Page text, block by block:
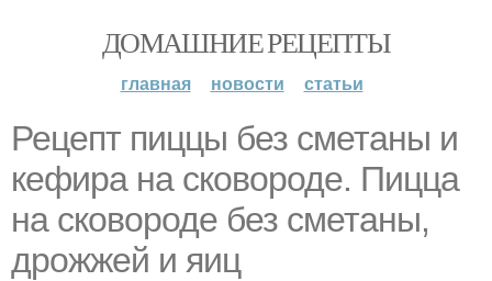
ДОМАШНИЕ РЕЦЕПТЫ
главная новости статьи
Рецепт пиццы без сметаны и
кефира на сковороде. Пицца
на сковороде без сметаны,
дрожжей и яиц